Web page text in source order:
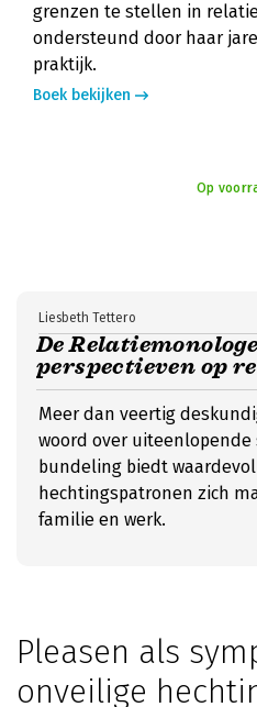
grenzen te stellen in
ondersteund door haar
praktijk.
Boek bekijken
Op
De
perspectieven op
Liesbeth Tettero
Meer dan veertig
woord over uiteenlopende
bundeling biedt
hechtingspatronen zich
familie en werk.
Pleasen als
onveilige